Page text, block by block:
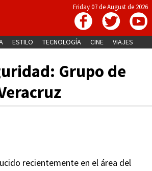
Friday 07 de August de 2026
ESTILO TECNOLOGÍA CINE VIAJES
Grupo de
recientemente en el área del